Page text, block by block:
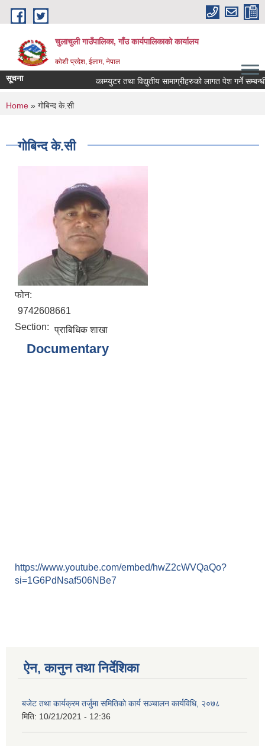
Skip to main content
चुलाचुली गाउँपालिका, गाँउ कार्यपालिकाको कार्यालय
कोशी प्रदेश, ईलाम, नेपाल
सूचना काम्प्युटर तथा विद्युतीय सामाग्रीहरुको लागत पेश गर्ने सम्बन्धी
You are here
Home » गोबिन्द के.सी
गोबिन्द के.सी
फोन:
9742608661
Section: प्राबिधिक शाखा
Documentary
https://www.youtube.com/embed/hwZ2cWVQaQo?
si=1G6PdNsaf506NBe7
ऐन, कानुन तथा निर्देशिका
बजेट तथा कार्यक्रम तर्जुमा समितिको कार्य सञ्चालन कार्यविधि, २०७८
मिति: 10/21/2021 - 12:36